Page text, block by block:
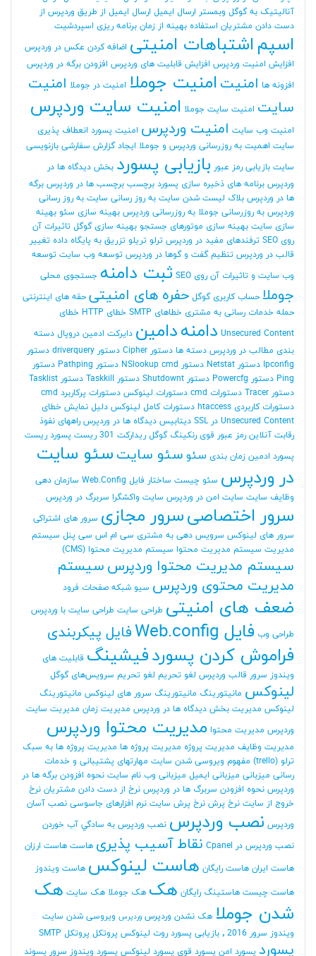
آنالیتیک به گوگل وبمستر ارسال ایمیل ارسال ایمیل از طریق وردپرس از
دست دادن مشتریان استفاده بهینه از زمان برنامه ریزی اسپردشیت
اسپم اشتباهات امنیتی اضافه کردن عکس در وردپرس
افزایش امنیت وردپرس افزایش قابلیت های وردپرس افزودن برگه در وردپرس
افزونه ها امنیت امنیت جوملا امنیت در جوملا امنیت
سایت امنیت سایت جوملا امنیت سایت وردپرس
امنیت وب سایت امنیت وردپرس امنیت پسورد انعطاف پذیری
سایت اهمیت به روزرسانی وردپرس و جوملا ایجاد گزارش سفارشی بازنویسی
سایت بازیابی رمز عبور بازیابی پسورد بخش دیدگاه ها در
وردپرس برنامه های ذخیره سازی پسورد برچسب برچسب ها در وردپرس برگه
ها در وردپرس بلاک لیست شدن سایت به روز رسانی سایت به روز رسانی
وردپرس به روزرسانی جوملا به روزرسانی وردپرس بهینه سازی سئو بهینه
سازی سایت بهینه سازی موتورهای جستجو بهینه سازی گوگل تاثیرات آن
روی SEO
ترفندهای مفید در وردپرس ترلو تریلو تزریق به پایگاه داده تغییر
قالب در وردپرس تنظیم گفت و گوها در وردپرس توسعه وب سایت توسعه
وب سایت و تاثیرات آن روی SEO
ثبت دامنه جستجوی محلی
جوملا حساب کاربری گوگل حفره های امنیتی حقه های اینترنتی
حمله خدمات رسانی به مشتری خطاهای SMTP خطای HTTP
خطای
Unsecured Content دامنهدامین دایرکت ادمین دروپال دسته
بندی مطالب در وردپرس دسته ها دستور Cipher دستور driverquery
دستور
Ipconfig دستور Netstat دستور NSlookup cmd دستور Pathping
دستور
Ping دستور Powercfg دستور Shutdownt دستور Taskkill
دستور Tasklist
دستور Tracer
دستورات cmd دستورات لینوکس دستورات پرکاربرد cmd
دستورات کاربردی htaccess
دستورات کامل لینوکس دلیل نمایش خطای
Unsecured Content در SSL
دیتابیس دیدگاه ها در وردپرس راههای نفوذ
رقابت آنلاین رمز عبور قوی رنکینگ گوگل ریدارکت 301 ریست پسورد ریست
پسورد ادمین زمان بندی سئو سئو سایت سئو سایت
در وردپرس سئو چیست ساختار فایل Web.Config
سازمان دهی
وظایف سایت سایت امن در وردپرس سایت واکشگرا سربرگ در وردپرس
سرور اختصاصیسرور مجازی سرور های اشتراکی
سرور های لینوکس سرویس دهی به مشتری سی ام اس سی پنل سیستم
مدیریت سیستم مدیریت محتوا سیستم مدیریت محتوا (CMS)
سیستم مدیریت محتوا وردپرس سیستم
مدیریت محتوی وردپرس سیو شبکه صفحات فرود
ضعف های امنیتی طراحی سایت طراحی سایت با وردپرس
طراحی وب فایل Web.config فایل پیکربندی
فراموش کردن پسوردفیشینگ قابلیت های
ویندوز سرور قالب وردپرس لغو تحریم لغو تحریم سرویس‌های گوگل
لینوکس مانیتورینگ مانیتورینگ سرور های لینوکس مانیتورینگ
لینوکس مدیریت بخش دیدگاه ها در وردپرس مدیریت زمان مدیریت سایت
وردپرس مدیریت محتوا مدیریت محتوا وردپرس
مدیریت وظایف مدیریت پروژه مدیریت پروژه ها مدیریت پروژه ها به سبک
ترلو (trello)
مفهوم ویروسی شدن سایت مهارتهای پشتیبانی و خدمات
رسانی میزبانی میزبانی ایمیل میزبانی وب نام سایت نحوه افزودن برگه ها در
وردپرس نحوه افزودن سربرگ ها در وردپرس نرخ از دست دادن مشتریان نرخ
خروج از سایت نرخ پرش نرخ پرش سایت نرم افزارهای جاسوسی نصب آسان
وردپرس نصب وردپرس نصب وردپرس به سادگي آب خوردن
نصب وردپرس در Cpanel
نقاط آسیب پذیری هاست هاست ارزان
هاست ایران هاست رایگان هاست لینوکس هاست ویندوز
هاست چیست هاستینگ رایگان هک هک جوملا هک سایت هک
شدن جوملا هک نشدن وردپرس وردپرس ویروسی شدن سایت
ویندوز سرور 2016
٬ بازیابی پسورد روت لینوکس پروتکل پروتکل SMTP
پسورد پسورد امن پسورد قوی پسورد لینوکس پسورد ویندوز سرور پسوند